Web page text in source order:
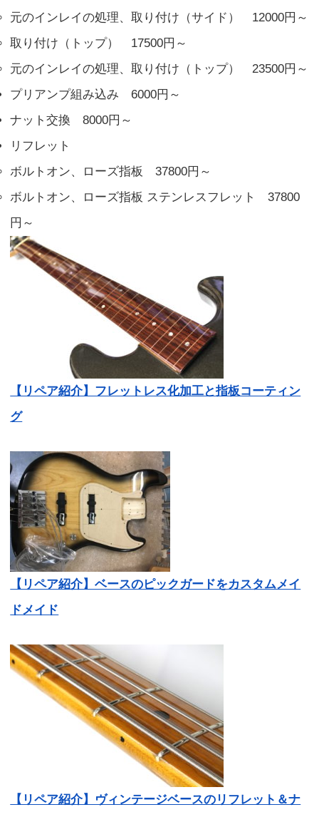
元のインレイの処理、取り付け（サイド） 12000円～
取り付け（トップ） 17500円～
元のインレイの処理、取り付け（トップ） 23500円～
プリアンプ組み込み 6000円～
ナット交換 8000円～
リフレット
ボルトオン、ローズ指板 37800円～
ボルトオン、ローズ指板 ステンレスフレット 37800
円～
【リペア紹介】フレットレス化加工と指板コーティン
グ
【リペア紹介】ベースのピックガードをカスタムメイ
ドメイド
【リペア紹介】ヴィンテージベースのリフレット＆ナ